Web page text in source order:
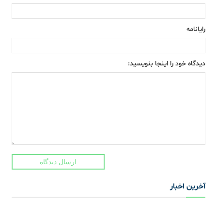
رایانامه
دیدگاه خود را اینجا بنویسید:
ارسال دیدگاه
آخرین اخبار